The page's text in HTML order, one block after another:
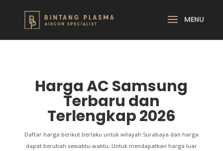
Harga AC Samsung
Terbaru dan
Terlengkap 2026
Daftar harga berikut berlaku untuk wilayah Surabaya dan harga
dapat berubah sewaktu-waktu. Untuk mendapatkan harga luar